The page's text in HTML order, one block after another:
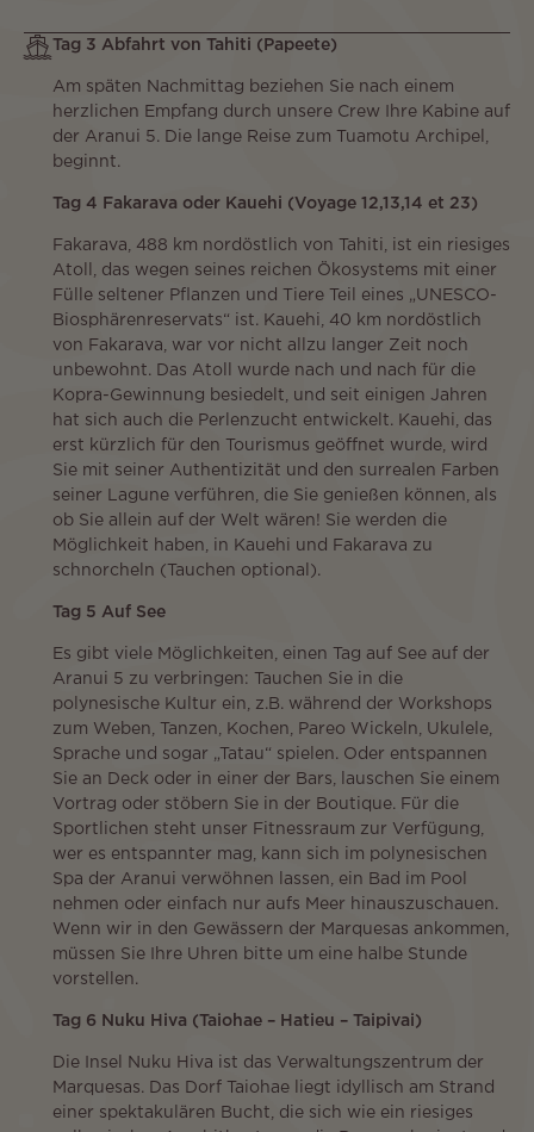
Tag 3 Abfahrt von Tahiti (Papeete)
Am späten Nachmittag beziehen Sie nach einem
herzlichen Empfang durch unsere Crew Ihre Kabine auf
der Aranui 5. Die lange Reise zum Tuamotu Archipel,
beginnt.
Tag 4 Fakarava oder Kauehi (Voyage 12,13,14 et 23)
Fakarava, 488 km nordöstlich von Tahiti, ist ein riesiges
Atoll, das wegen seines reichen Ökosystems mit einer
Fülle seltener Pflanzen und Tiere Teil eines „UNESCO-
Biosphärenreservats“ ist. Kauehi, 40 km nordöstlich
von Fakarava, war vor nicht allzu langer Zeit noch
unbewohnt. Das Atoll wurde nach und nach für die
Kopra-Gewinnung besiedelt, und seit einigen Jahren
hat sich auch die Perlenzucht entwickelt. Kauehi, das
erst kürzlich für den Tourismus geöffnet wurde, wird
Sie mit seiner Authentizität und den surrealen Farben
seiner Lagune verführen, die Sie genießen können, als
ob Sie allein auf der Welt wären! Sie werden die
Möglichkeit haben, in Kauehi und Fakarava zu
schnorcheln (Tauchen optional).
Tag 5 Auf See
Es gibt viele Möglichkeiten, einen Tag auf See auf der
Aranui 5 zu verbringen: Tauchen Sie in die
polynesische Kultur ein, z.B. während der Workshops
zum Weben, Tanzen, Kochen, Pareo Wickeln, Ukulele,
Sprache und sogar „Tatau“ spielen. Oder entspannen
Sie an Deck oder in einer der Bars, lauschen Sie einem
Vortrag oder stöbern Sie in der Boutique. Für die
Sportlichen steht unser Fitnessraum zur Verfügung,
wer es entspannter mag, kann sich im polynesischen
Spa der Aranui verwöhnen lassen, ein Bad im Pool
nehmen oder einfach nur aufs Meer hinauszuschauen.
Wenn wir in den Gewässern der Marquesas ankommen,
müssen Sie Ihre Uhren bitte um eine halbe Stunde
vorstellen.
Tag 6 Nuku Hiva (Taiohae – Hatieu – Taipivai)
Die Insel Nuku Hiva ist das Verwaltungszentrum der
Marquesas. Das Dorf Taiohae liegt idyllisch am Strand
einer spektakulären Bucht, die sich wie ein riesiges